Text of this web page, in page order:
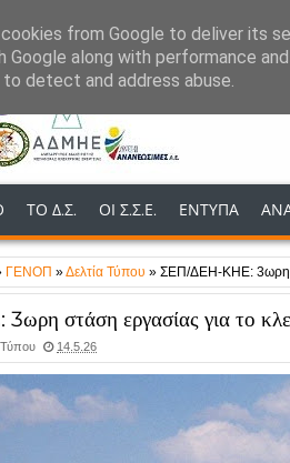
ΑΝΑΚΟΙΝΩΣΕΙΣ ΣΥΝΔΕΣΕΙΣ
ΤΟ Δ.Σ. ΟΙ Σ.Σ.Ε. ΕΝΤΥΠΑ
ΓΕΝΟΠ »Δελτία Τύπου » ΣΕΠ/ΔΕΗ-ΚΗΕ: 3ωρη
στάση εργασίας για το
Τύπου 14.5.26
from Google to deliver its
Google along with performance
detect and address abuse.